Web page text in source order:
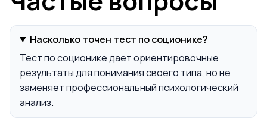
Насколько точен тест по соционике?
Тест по соционике дает ориентировочные
результаты для понимания своего типа, но не
заменяет профессиональный психологический
анализ.